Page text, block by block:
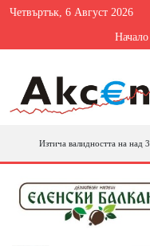
Четвъртък, 6 Август 2026
Начало
Изтича валидността на над